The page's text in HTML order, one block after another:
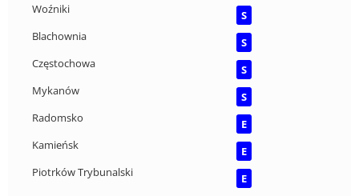
Woźniki
S
Blachownia
S
Częstochowa
S
Mykanów
S
Radomsko
E
Kamieńsk
E
Piotrków Trybunalski
E